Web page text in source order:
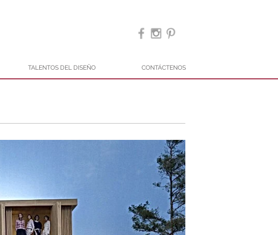
TALENTOS DEL DISEÑO CONTÁCTENOS